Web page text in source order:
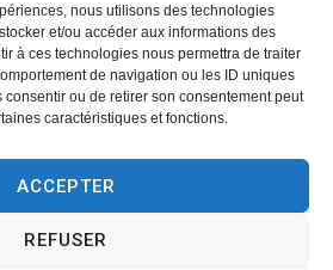
nous utilisons des technologies
et/ou accéder aux informations des
à ces technologies nous permettra de traiter
de navigation ou les ID uniques
consentir ou de retirer son consentement peut
caractéristiques et fonctions.
ACCEPTER
REFUSER
Accueil
Accessibilité
Mentions légales